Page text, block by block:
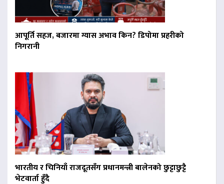
आपूर्ति सहज, बजारमा ग्यास अभाव किन? डिपोमा प्रहरीको
निगरानी
भारतीय र चिनियाँ राजदूतसँग प्रधानमन्त्री बालेनको छुट्टाछुट्टै
भेटवार्ता हुँदै